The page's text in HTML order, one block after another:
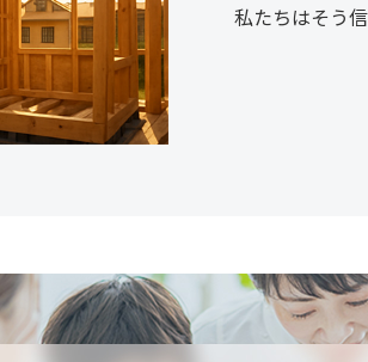
私たちはそう信